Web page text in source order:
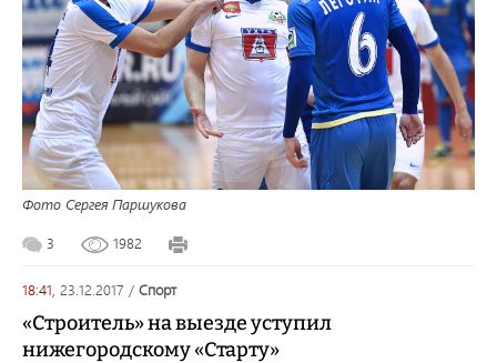
Фото Сергея Паршукова
3 1982
18:41, 23.12.2017 / спорт
«Строитель» на выезде уступил
нижегородскому «Старту»